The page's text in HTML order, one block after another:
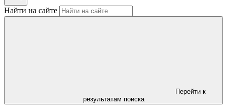
Найти на сайте
Перейти к
результатам поиска